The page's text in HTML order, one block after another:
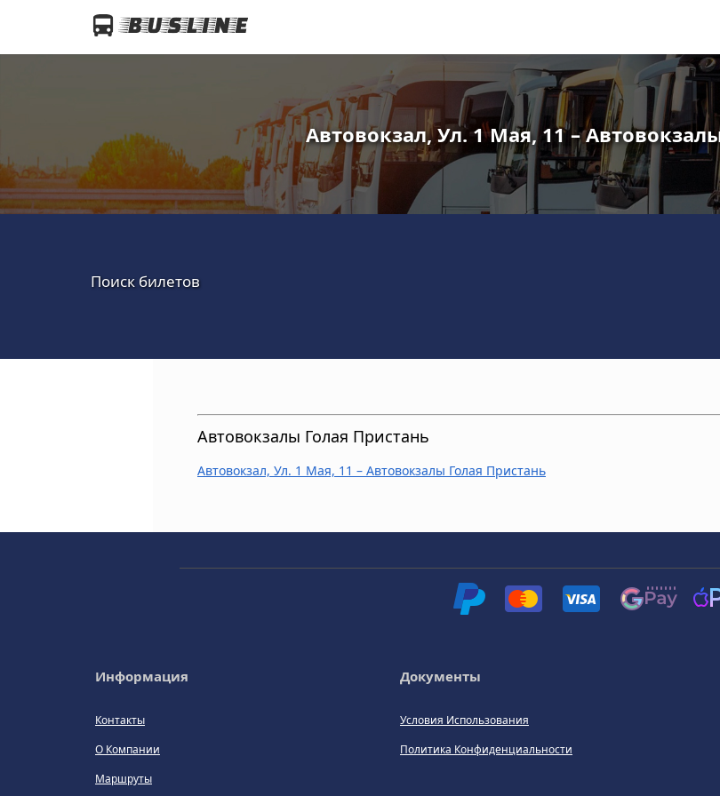
Автовокзал, Ул. 1 Мая, 11 –
Поиск билетов
Автовокзалы Голая Пристань
Автовокзал, Ул. 1 Мая, 11 – Автовокзалы Голая Пристань
Информация
Контакты
О Компании
Маршруты
Документы
Условия Использования
Политика Конфиденциальности